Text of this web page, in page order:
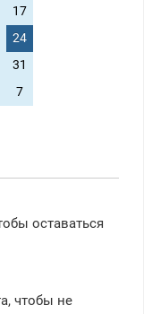
17
24
31
7
оставаться
чтобы не